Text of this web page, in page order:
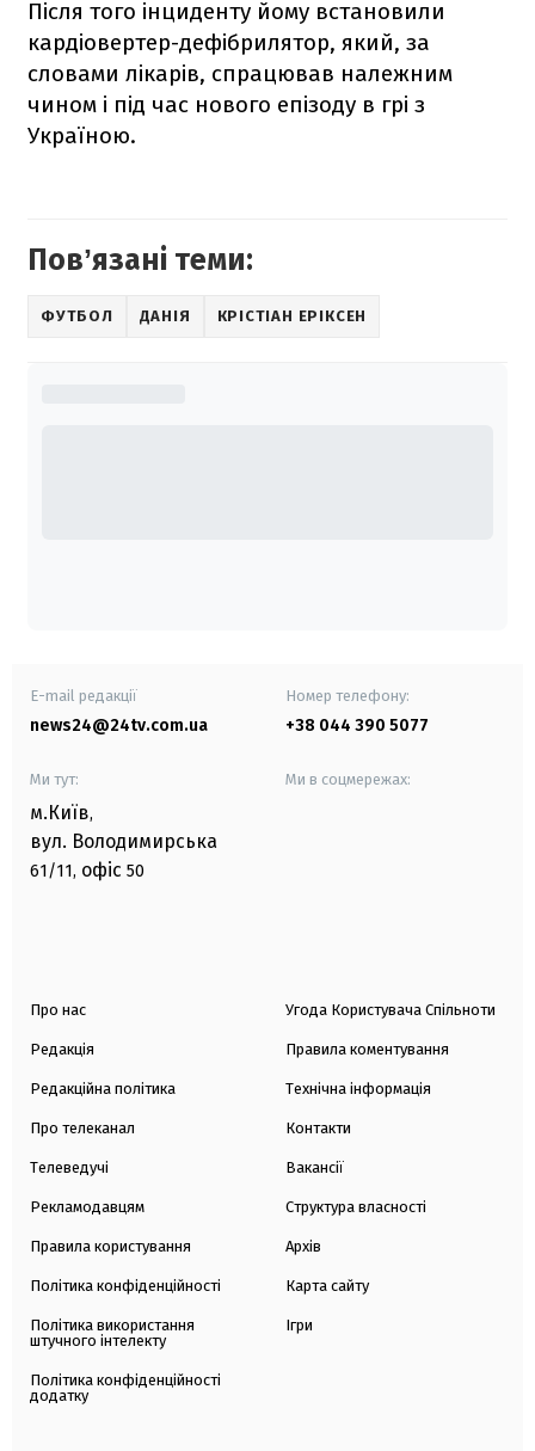
Після того інциденту йому встановили
кардіовертер-дефібрилятор, який, за
словами лікарів, спрацював належним
чином і під час нового епізоду в грі з
Україною.
Повʼязані теми:
ФУТБОЛ ДАНІЯ КРІСТІАН ЕРІКСЕН
E-mail редакції
news24@24tv.com.ua
Номер телефону:
+38 044 390 5077
Ми тут:
м.Київ,
вул. Володимирська
61/11, офіс 50
Ми в соцмережах:
Про нас
Редакція
Редакційна політика
Про телеканал
Телеведучі
Рекламодавцям
Правила користування
Політика конфіденційності
Політика використання
штучного інтелекту
Політика конфіденційності
додатку
Угода Користувача Спільноти
Правила коментування
Технічна інформація
Контакти
Вакансії
Структура власності
Архів
Карта сайту
Ігри